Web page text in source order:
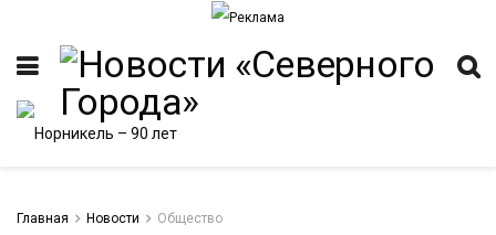
Главная Новости Общество